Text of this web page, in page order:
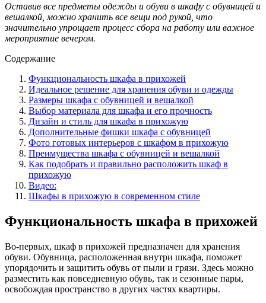
Оставив все предметы одежды и обуви в шкафу с обувницей и
вешалкой, можно хранить все вещи под рукой, что
значительно упрощает процесс сбора на работу или важное
мероприятие вечером.
Содержание
Функциональность шкафа в прихожей
Идеальное решение для хранения обуви и одежды
Размеры шкафа с обувницей и вешалкой
Выбор материала для шкафа и его прочность
Дизайн и стиль для шкафа в прихожую
Дополнительные фишки шкафа с обувницей
Фото готовых интерьеров с шкафом в прихожую
Преимущества шкафа с обувницей и вешалкой
Как подобрать и правильно расположить шкаф в
прихожую
Видео:
Шкафы в прихожую в современном стиле
Функциональность шкафа в прихожей
Во-первых, шкаф в прихожей предназначен для хранения
обуви. Обувница, расположенная внутри шкафа, поможет
упорядочить и защитить обувь от пыли и грязи. Здесь можно
разместить как повседневную обувь, так и сезонные пары,
освобождая пространство в других частях квартиры.